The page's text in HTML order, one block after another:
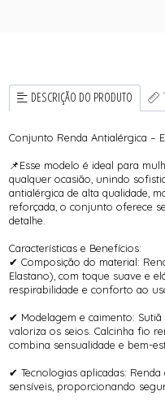
DESCRIÇÃO DO PRODUTO
Conjunto Renda Antialérgica –
📌Esse modelo é ideal para
qualquer ocasião, unindo
antialérgica de alta qualidade,
reforçada, o conjunto oferece
detalhe.
Características e Benefícios:
✔ Composição do material:
Elastano), com toque suave e
respirabilidade e conforto ao
✔ Modelagem e caimento:
valoriza os seios. Calcinha fio
combina sensualidade e bem-
✔ Tecnologias aplicadas:
sensíveis, proporcionando